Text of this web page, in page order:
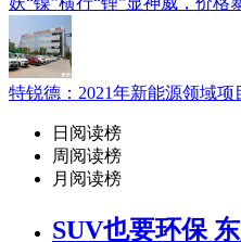
特锐德：2021年新能源领域项
日阅读榜
周阅读榜
月阅读榜
SUV也要环保